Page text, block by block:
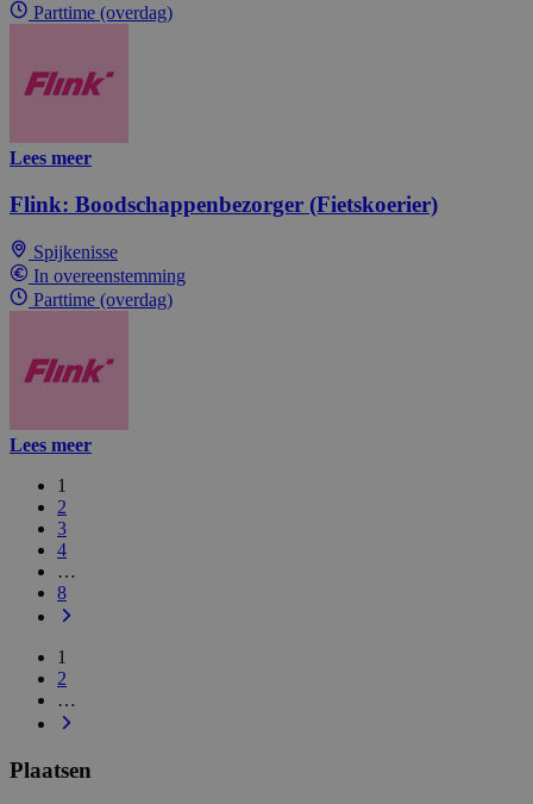
Parttime (overdag)
Lees meer
Flink: Boodschappenbezorger (Fietskoerier)
Spijkenisse
In overeenstemming
Parttime (overdag)
Lees meer
1
2
3
4
…
8
1
2
…
Plaatsen